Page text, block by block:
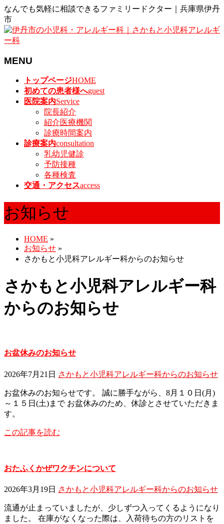
なんでも気軽に相談できるファミリードクター｜兵庫県伊丹
市
MENU
トップページHOME
初めての患者様へguest
医院案内Service
院長紹介
紹介医療機関
診療時間案内
診療案内consultation
乳幼児健診
予防接種
各種検査
交通・アクセスaccess
お知らせ
HOME »
お知らせ »
さかもと小児科アレルギー科からのお知らせ
さかもと小児科アレルギー科
からのお知らせ
お盆休みのお知らせ
2026年7月21日 さかもと小児科アレルギー科からのお知らせ
お盆休みのお知らせです。 誠に勝手ながら、8月１０日(月)
～１５日(土)まで お盆休みのため、休診とさせていただきま
す。
この記事を読む
おたふくかぜワクチンについて
2026年3月19日 さかもと小児科アレルギー科からのお知らせ
流通が止まっていましたが、少しずつ入ってくるようになり
ました。 在庫がなくなった際は、入荷待ちの方のリストを